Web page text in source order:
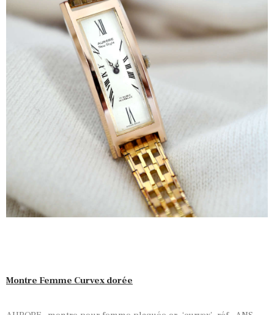
Montre Femme Curvex dorée